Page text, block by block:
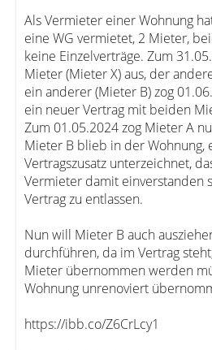
Als Vermieter einer Wohnung
eine WG vermietet, 2 Mieter,
keine Einzelverträge. Zum
Mieter (Mieter X) aus, der
ein anderer (Mieter B) zog
ein neuer Vertrag mit beiden
Zum 01.05.2024 zog Mieter A
Mieter B blieb in der Wohnung,
Vertragszusatz unterzeichnet,
Vermieter damit einverstanden
Vertrag zu entlassen.
Nun will Mieter B auch
durchführen, da im Vertrag
Mieter übernommen werden
Wohnung unrenoviert
https://ibb.co/Z6CrLcy1